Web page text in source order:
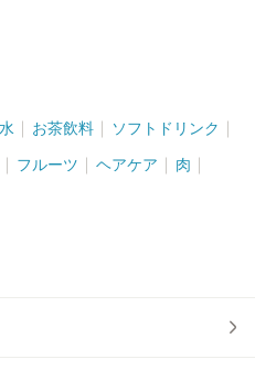
水 お茶飲料 ソフトドリンク
フルーツ ヘアケア 肉